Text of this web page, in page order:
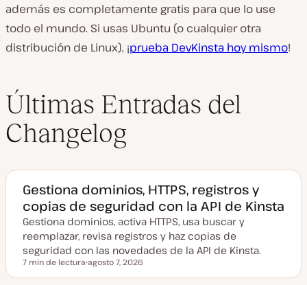
además es completamente gratis para que lo use
todo el mundo. Si usas Ubuntu (o cualquier otra
distribución de Linux), ¡prueba DevKinsta hoy mismo!
Últimas Entradas del
Changelog
Gestiona dominios, HTTPS, registros y
copias de seguridad con la API de Kinsta
Gestiona dominios, activa HTTPS, usa buscar y
reemplazar, revisa registros y haz copias de
seguridad con las novedades de la API de Kinsta.
Tiempo de lectura
7 min de lectura
e
agosto 7, 2026